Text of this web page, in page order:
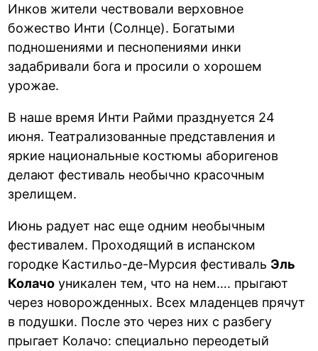
Инков жители чествовали верховное
божество Инти (Солнце). Богатыми
подношениями и песнопениями инки
задабривали бога и просили о хорошем
урожае.
В наше время Инти Райми празднуется 24
июня. Театрализованные представления и
яркие национальные костюмы аборигенов
делают фестиваль необычно красочным
зрелищем.
Июнь радует нас еще одним необычным
фестивалем. Проходящий в испанском
городке Кастильо-де-Мурсия фестиваль Эль
Колачо уникален тем, что на нем…. прыгают
через новорожденных. Всех младенцев прячут
в подушки. После это через них с разбегу
прыгает Колачо: специально переодетый